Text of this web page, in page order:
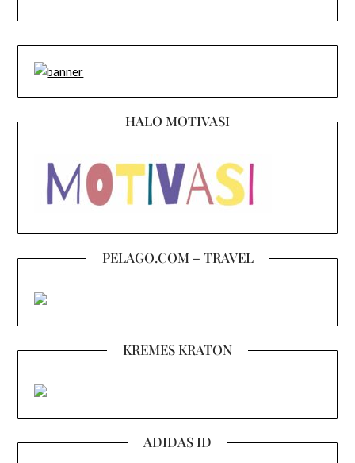
HALO MOTIVASI
PELAGO.COM – TRAVEL
KREMES KRATON
ADIDAS ID